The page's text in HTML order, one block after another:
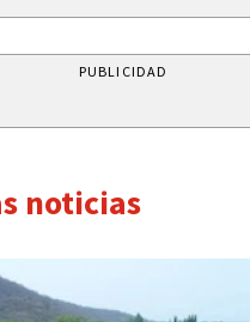
PUBLICIDAD
noticias